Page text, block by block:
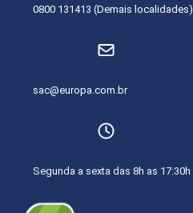
0800 131413 (Demais localidades)
sac@europa.com.br
Segunda a sexta das 8h as 17:30h